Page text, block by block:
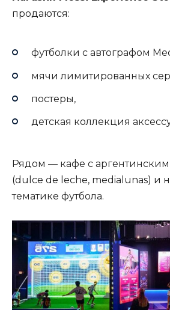
продаются:
футболки с автографом
мячи лимитированных
постеры,
детская коллекция
Рядом — кафе с
(dulce de leche, medialunas) и
тематике футбола.